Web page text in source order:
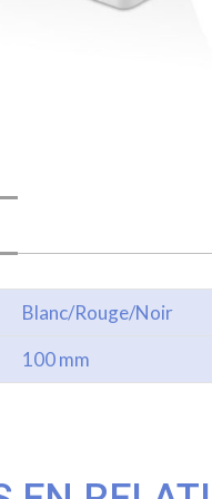
Blanc/Rouge/Noir
100 mm